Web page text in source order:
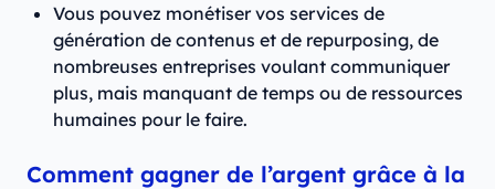
Vous pouvez monétiser vos services de
génération de contenus et de repurposing, de
nombreuses entreprises voulant communiquer
plus, mais manquant de temps ou de ressources
humaines pour le faire.
Comment gagner de l’argent grâce à la